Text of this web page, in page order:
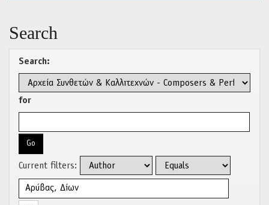
Search
Search:
for
Current filters: